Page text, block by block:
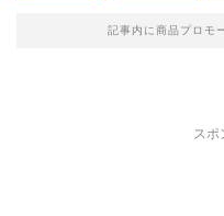
記事内に商品プロモ
スポ